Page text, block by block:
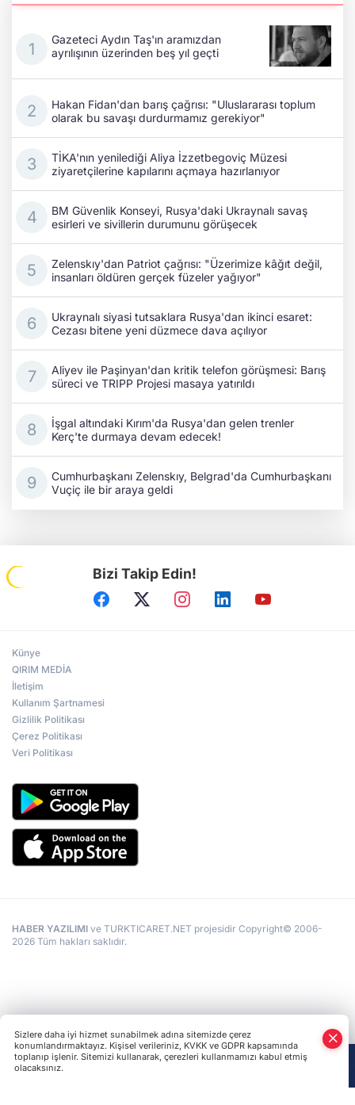
Gazeteci Aydın Taş'ın aramızdan
ayrılışının üzerinden beş yıl geçti
Hakan Fidan'dan barış çağrısı: "Uluslararası toplum
olarak bu savaşı durdurmamız gerekiyor"
TİKA'nın yenilediği Aliya İzzetbegoviç Müzesi
ziyaretçilerine kapılarını açmaya hazırlanıyor
BM Güvenlik Konseyi, Rusya'daki Ukraynalı savaş
esirleri ve sivillerin durumunu görüşecek
Zelenskıy'dan Patriot çağrısı: "Üzerimize kâğıt değil,
insanları öldüren gerçek füzeler yağıyor"
Ukraynalı siyasi tutsaklara Rusya'dan ikinci esaret:
Cezası bitene yeni düzmece dava açılıyor
Aliyev ile Paşinyan'dan kritik telefon görüşmesi: Barış
süreci ve TRIPP Projesi masaya yatırıldı
İşgal altındaki Kırım'da Rusya'dan gelen trenler
Kerç'te durmaya devam edecek!
Cumhurbaşkanı Zelenskıy, Belgrad'da Cumhurbaşkanı
Vuçiç ile bir araya geldi
Bizi Takip Edin!
Künye
QIRIM MEDİA
İletişim
Kullanım Şartnamesi
Gizlilik Politikası
Çerez Politikası
Veri Politikası
HABER YAZILIMI ve TURKTICARET.NET projesidir Copyright© 2006-
2026 Tüm hakları saklıdır.
Sizlere daha iyi hizmet sunabilmek adına sitemizde çerez
konumlandırmaktayız. Kişisel verileriniz, KVKK ve GDPR kapsamında
toplanıp işlenir. Sitemizi kullanarak, çerezleri kullanmamızı kabul etmiş
olacaksınız.